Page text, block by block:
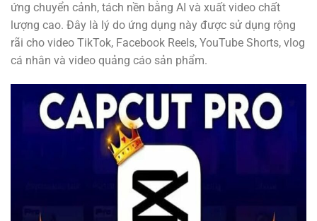
ứng chuyển cảnh, tách nền bằng AI và xuất video chất
lượng cao. Đây là lý do ứng dụng này được sử dụng rộng
rãi cho video TikTok, Facebook Reels, YouTube Shorts, vlog
cá nhân và video quảng cáo sản phẩm.